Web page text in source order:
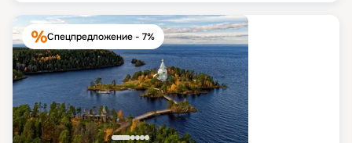
Спецпредложение - 7%